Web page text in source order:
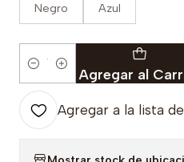
Negro Azul
Cantidad Agregar al
Agregar a la lista